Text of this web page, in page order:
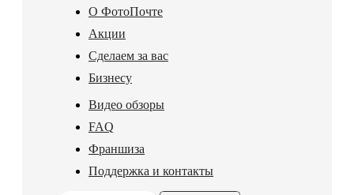
О ФотоПочте
Акции
Сделаем за вас
Бизнесу
Видео обзоры
FAQ
Франшиза
Поддержка и контакты